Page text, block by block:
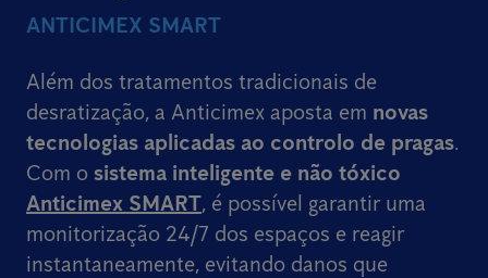
ANTICIMEX SMART
Além dos tratamentos tradicionais de
desratização, a Anticimex aposta em novas
tecnologias aplicadas ao controlo de pragas.
Com o sistema inteligente e não tóxico
Anticimex SMART, é possível garantir uma
monitorização 24/7 dos espaços e reagir
instantaneamente, evitando danos que